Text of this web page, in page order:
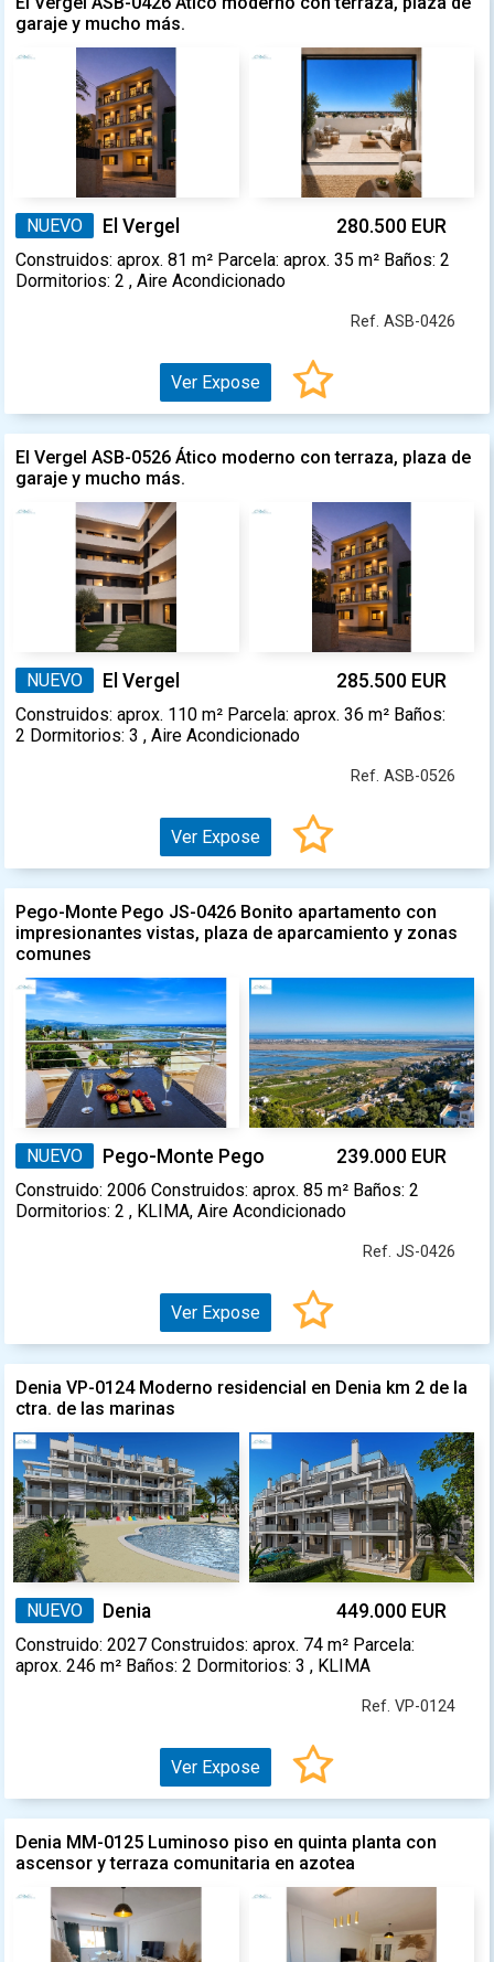
garaje y mucho más.
NUEVO El Vergel 280.500 EUR
Construidos: aprox. 81 m² Parcela: aprox. 35 m² Baños: 2
Dormitorios: 2 , Aire Acondicionado
Ref. ASB-0426
Ver Expose
El Vergel ASB-0526 Ático moderno con terraza, plaza de
garaje y mucho más.
NUEVO El Vergel 285.500 EUR
Construidos: aprox. 110 m² Parcela: aprox. 36 m² Baños:
2 Dormitorios: 3 , Aire Acondicionado
Ref. ASB-0526
Ver Expose
Pego-Monte Pego JS-0426 Bonito apartamento con
impresionantes vistas, plaza de aparcamiento y zonas
comunes
NUEVO Pego-Monte Pego 239.000 EUR
Construido: 2006 Construidos: aprox. 85 m² Baños: 2
Dormitorios: 2 , KLIMA, Aire Acondicionado
Ref. JS-0426
Ver Expose
Denia VP-0124 Moderno residencial en Denia km 2 de la
ctra. de las marinas
NUEVO Denia 449.000 EUR
Construido: 2027 Construidos: aprox. 74 m² Parcela:
aprox. 246 m² Baños: 2 Dormitorios: 3 , KLIMA
Ref. VP-0124
Ver Expose
Denia MM-0125 Luminoso piso en quinta planta con
ascensor y terraza comunitaria en azotea